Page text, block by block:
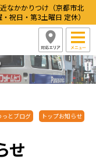
なかかりつけ（京都市北
祝日・第3土曜日 定休）
っとブログ トップお知らせ
せ